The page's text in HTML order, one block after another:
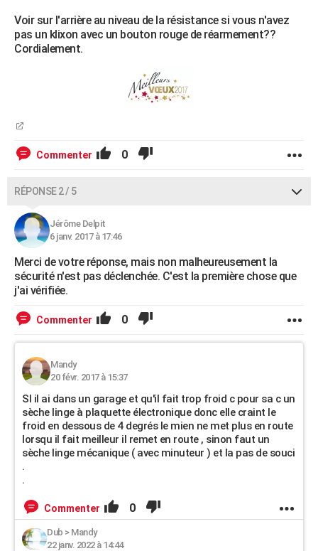
Voir sur l'arrière au niveau de la résistance si vous n'avez
pas un klixon avec un bouton rouge de réarmement??
Cordialement.
Commenter 0
RÉPONSE 2 / 5
Jérôme Delpit
6 janv. 2017 à 17:46
Merci de votre réponse, mais non malheureusement la
sécurité n'est pas déclenchée. C'est la première chose que
j'ai vérifiée.
Commenter 0
Mandy
20 févr. 2017 à 15:37
SI il ai dans un garage et qu'il fait trop froid c pour sa c un
sèche linge à plaquette électronique donc elle craint le
froid en dessous de 4 degrés le mien ne met plus en route
lorsqu il fait meilleur il remet en route , sinon faut un
sèche linge mécanique ( avec minuteur ) et la pas de souci
.
.
Commenter 0
Dub > Mandy
22 janv. 2022 à 14:44